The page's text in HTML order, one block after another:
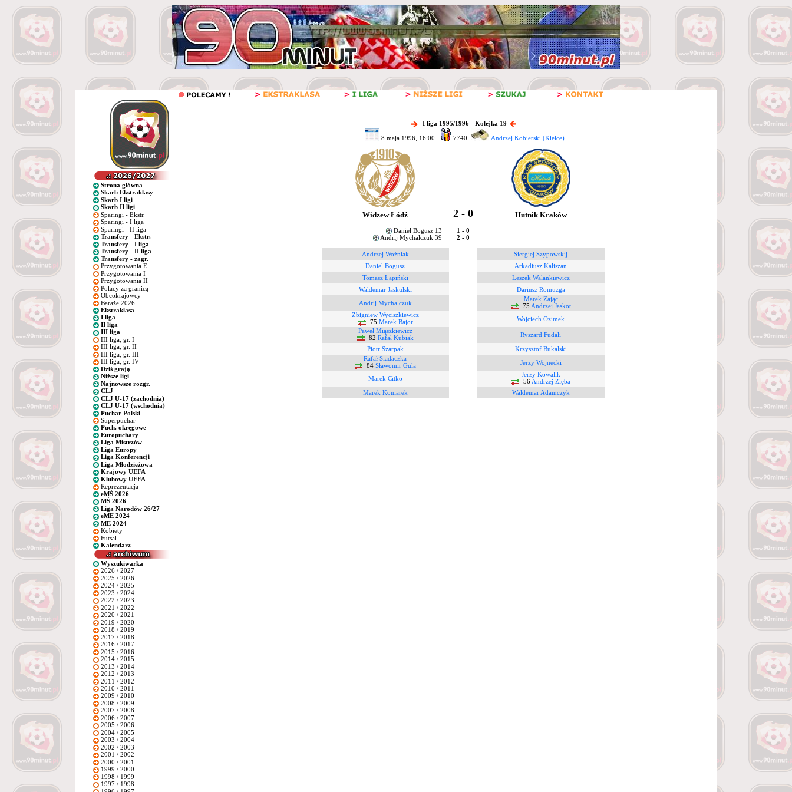
Strona główna
Skarb Ekstraklasy
Skarb I ligi
Skarb II ligi
Sparingi - Ekstr.
Sparingi - I liga
Sparingi - II liga
Transfery - Ekstr.
Transfery - I liga
Transfery - II liga
Transfery - zagr.
Przygotowania E
Przygotowania I
Przygotowania II
Polacy za granicą
Obcokrajowcy
Baraże 2026
Ekstraklasa
I liga
II liga
III liga
III liga, gr. I
III liga, gr. II
III liga, gr. III
III liga, gr. IV
Dziś grają
Niższe ligi
Najnowsze rozgr.
CLJ
CLJ U-17 (zachodnia)
CLJ U-17 (wschodnia)
Puchar Polski
Superpuchar
Puch. okręgowe
Europuchary
Liga Mistrzów
Liga Europy
Liga Konferencji
Liga Młodzieżowa
Krajowy UEFA
Klubowy UEFA
Reprezentacja
eMŚ 2026
MŚ 2026
Liga Narodów 26/27
eME 2024
ME 2024
Kobiety
Futsal
Kalendarz
Wyszukiwarka
2026 / 2027
2025 / 2026
2024 / 2025
2023 / 2024
2022 / 2023
2021 / 2022
2020 / 2021
2019 / 2020
2018 / 2019
2017 / 2018
2016 / 2017
2015 / 2016
2014 / 2015
2013 / 2014
2012 / 2013
2011 / 2012
2010 / 2011
2009 / 2010
2008 / 2009
2007 / 2008
2006 / 2007
2005 / 2006
2004 / 2005
2003 / 2004
2002 / 2003
2001 / 2002
2000 / 2001
1999 / 2000
1998 / 1999
1997 / 1998
I liga 1995/1996 - Kolejka 19
8 maja 1996, 16:00 7740 Andrzej Kobierski (Kielce)
Widzew Łódź 2 - 0 Hutnik Kraków
Daniel Bogusz 13
1 - 0
Andrij Mychalczuk 39
2 - 0
Andrzej Woźniak
Siergiej Szypowskij
Daniel Bogusz
Arkadiusz Kaliszan
Tomasz Łapiński
Leszek Walankiewicz
Waldemar Jaskulski
Dariusz Romuzga
Andrij Mychalczuk
Marek Zając
75 Andrzej Jaskot
Zbigniew Wyciszkiewicz
75 Marek Bajor
Wojciech Ozimek
Paweł Miąszkiewicz
82 Rafał Kubiak
Ryszard Fudali
Piotr Szarpak
Krzysztof Bukalski
Rafał Siadaczka
84 Sławomir Gula Jerzy Wojnecki
Marek Citko
Jerzy Kowalik
56 Andrzej Zięba
Marek Koniarek
Waldemar Adamczyk